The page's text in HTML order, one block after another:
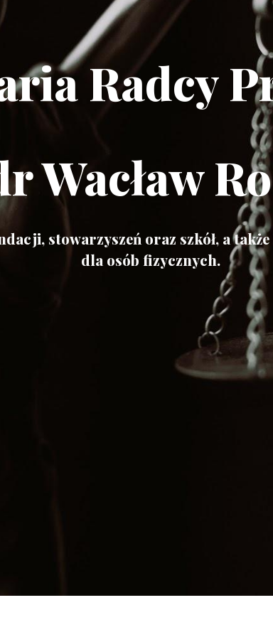
Radcy
Wacław
stowarzyszeń oraz szkół, a
dla osób fizycznych.